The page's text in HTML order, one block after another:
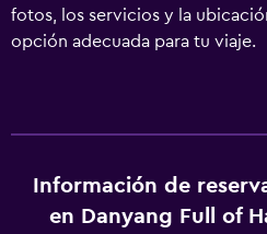
fotos, los servicios y la
opción adecuada para tu viaje.
Información de
en Danyang Full of